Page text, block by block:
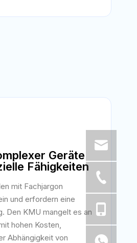
Geräte
Fähigkeiten
mit Fachjargon
und erfordern eine
Den KMU mangelt es an
hohen Kosten,
Abhängigkeit von